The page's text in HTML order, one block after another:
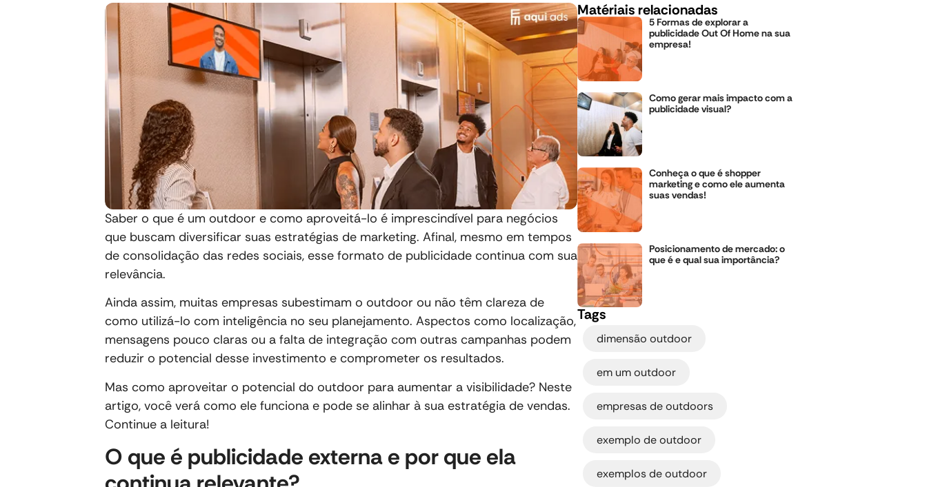
Saber o que é um outdoor e como aproveitá-lo é imprescindível para negócios
que buscam diversificar suas estratégias de marketing. Afinal, mesmo em tempos
de consolidação das redes sociais, esse formato de publicidade continua com sua
relevância.
Ainda assim, muitas empresas subestimam o outdoor ou não têm clareza de
como utilizá-lo com inteligência no seu planejamento. Aspectos como localização,
mensagens pouco claras ou a falta de integração com outras campanhas podem
reduzir o potencial desse investimento e comprometer os resultados.
Mas como aproveitar o potencial do outdoor para aumentar a visibilidade? Neste
artigo, você verá como ele funciona e pode se alinhar à sua estratégia de vendas.
Continue a leitura!
O que é publicidade externa e por que ela
Matériais relacionadas
5 Formas de explorar a
publicidade Out Of Home na sua
empresa!
Como gerar mais impacto com a
publicidade visual?
Conheça o que é shopper
marketing e como ele aumenta
suas vendas!
Posicionamento de mercado: o
que é e qual sua importância?
Tags
dimensão outdoor
em um outdoor
empresas de outdoors
exemplo de outdoor
exemplos de outdoor